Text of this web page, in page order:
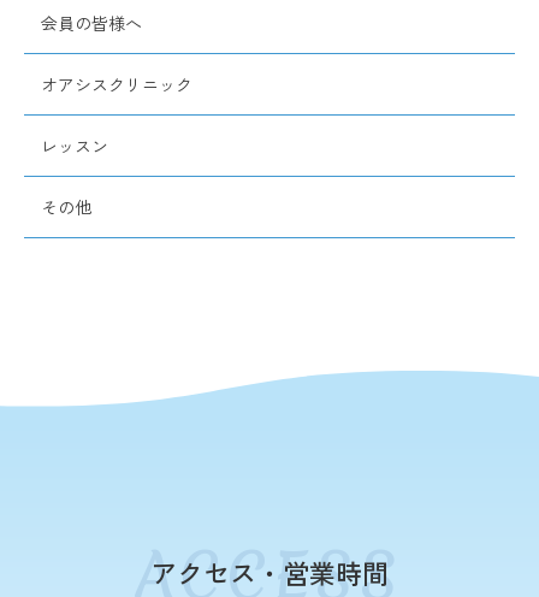
会員の皆様へ
オアシスクリニック
レッスン
その他
アクセス・営業時間